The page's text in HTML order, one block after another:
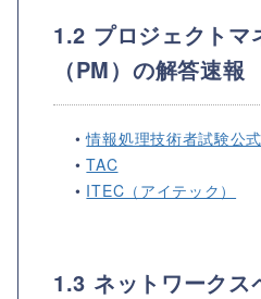
1.2 プロジェクトマ
（PM）の解答速報
•情報処理技術者試験公
•TAC
• ITEC（アイテック）
1.3 ネットワークス